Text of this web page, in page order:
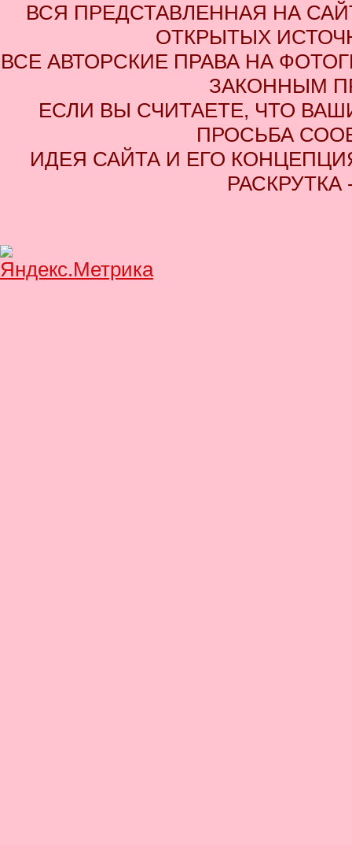
ВСЯ ПРЕДСТАВЛЕННАЯ НА
ОТКРЫТЫХ
ВСЕ АВТОРСКИЕ ПРАВА НА
ЗАКОННЫМ
ЕСЛИ ВЫ СЧИТАЕТЕ, ЧТО
ПРОСЬБА
ИДЕЯ САЙТА И ЕГО
РАСКРУТКА